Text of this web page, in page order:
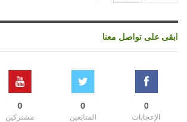
ابقى على تواصل معنا
0
الإعجابات
0
المتابعين
0
مشتركين